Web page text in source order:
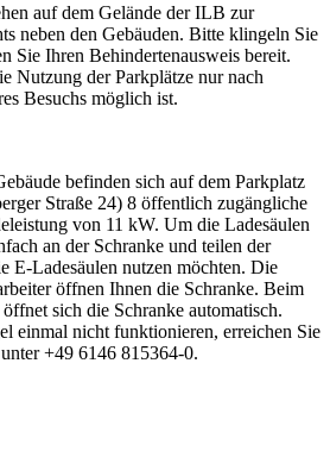
auf dem Gelände der ILB zur
neben den Gebäuden. Bitte klingeln Sie
Sie Ihren Behindertenausweis bereit.
Nutzung der Parkplätze nur nach
Besuchs möglich ist.
befinden sich auf dem Parkplatz
Straße 24) 8 öffentlich zugängliche
von 11 kW. Um die Ladesäulen
an der Schranke und teilen der
E-Ladesäulen nutzen möchten. Die
öffnen Ihnen die Schranke. Beim
sich die Schranke automatisch.
einmal nicht funktionieren, erreichen Sie
+49 6146 815364-0.